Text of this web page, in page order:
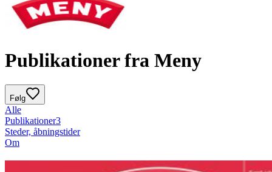
Publikationer fra Meny
Følg
Alle
Publikationer3
Steder, åbningstider
Om